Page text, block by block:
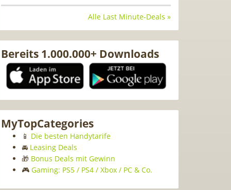
Alle Last Minute-Deals »
Bereits 1.000.000+ Downloads
MyTopCategories
📱 Die besten Handytarife
🚘 Leasing Deals
🎁 Bonus Deals mit Gewinn
🎮 Gaming: PS5 / PS4 / Xbox / PC & Co.